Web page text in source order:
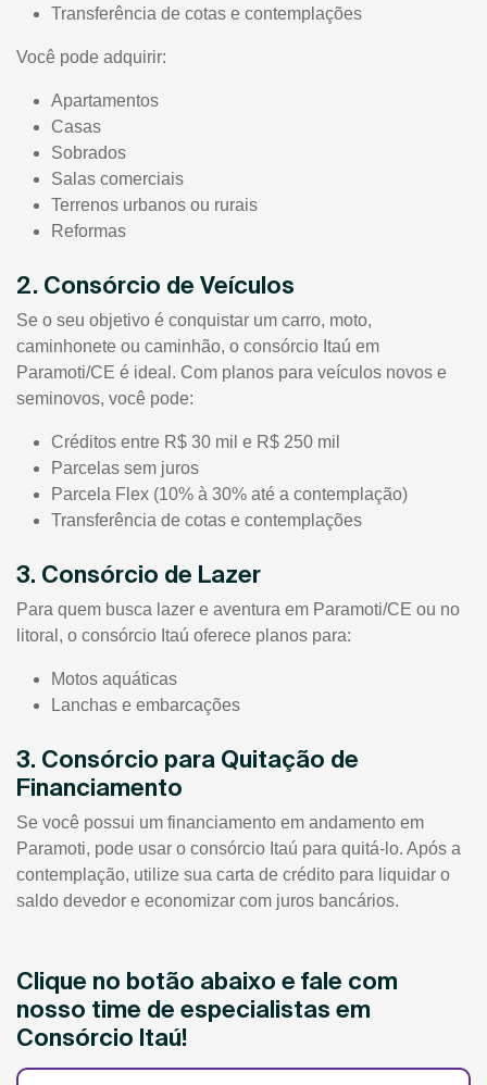
Transferência de cotas e contemplações
Você pode adquirir:
Apartamentos
Casas
Sobrados
Salas comerciais
Terrenos urbanos ou rurais
Reformas
2. Consórcio de Veículos
Se o seu objetivo é conquistar um carro, moto,
caminhonete ou caminhão, o consórcio Itaú em
Paramoti/CE é ideal. Com planos para veículos novos e
seminovos, você pode:
Créditos entre R$ 30 mil e R$ 250 mil
Parcelas sem juros
Parcela Flex (10% à 30% até a contemplação)
Transferência de cotas e contemplações
3. Consórcio de Lazer
Para quem busca lazer e aventura em Paramoti/CE ou no
litoral, o consórcio Itaú oferece planos para:
Motos aquáticas
Lanchas e embarcações
3. Consórcio para Quitação de
Financiamento
Se você possui um financiamento em andamento em
Paramoti, pode usar o consórcio Itaú para quitá-lo. Após a
contemplação, utilize sua carta de crédito para liquidar o
saldo devedor e economizar com juros bancários.
Clique no botão abaixo e fale com
nosso time de especialistas em
Consórcio Itaú!